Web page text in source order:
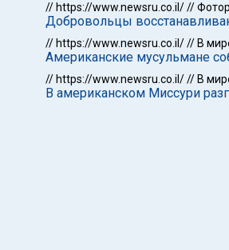
// https://www.newsru.co.il///
Добровольцы
// https://www.newsru.co.il/// В
Американские мусульмане
// https://www.newsru.co.il/// В
В американском Миссури